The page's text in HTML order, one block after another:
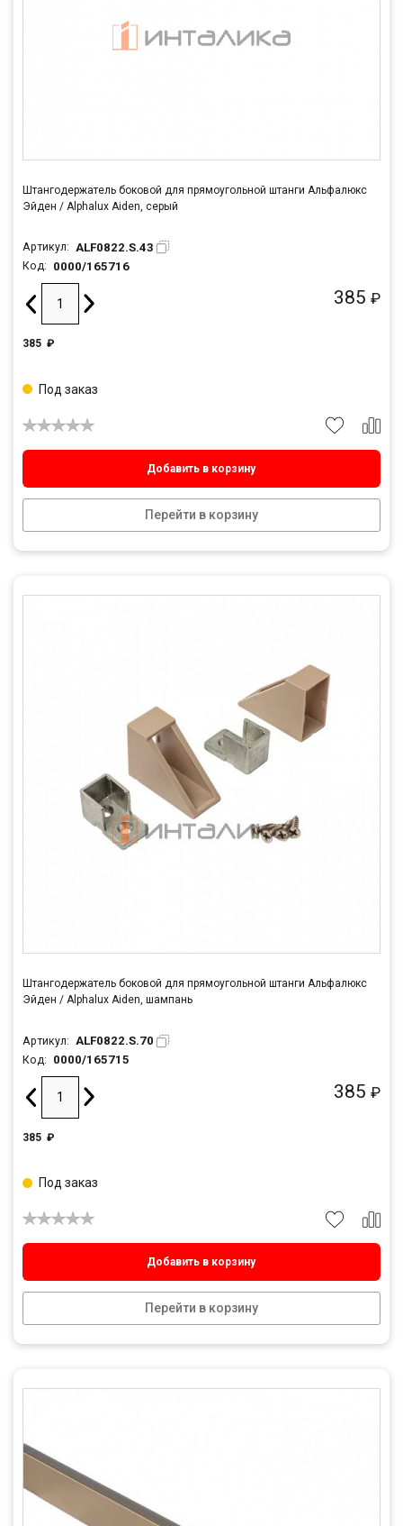
Штангодержатель боковой для прямоугольной штанги Альфалюкс
Эйден / Alphalux Aiden, серый
Артикул: ALF0822.S.43
Код: 0000/165716
385 ₽
385 ₽
Добавить в корзину
Перейти в корзину
Под заказ
Штангодержатель боковой для прямоугольной штанги Альфалюкс
Эйден / Alphalux Aiden, шампань
Артикул: ALF0822.S.70
Код: 0000/165715
385 ₽
385 ₽
Добавить в корзину
Перейти в корзину
Под заказ